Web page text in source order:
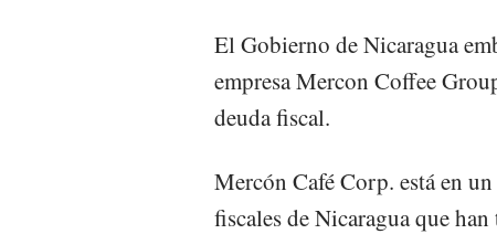
El Gobierno de Nicaragua
empresa Mercon Coffee
deuda fiscal.
Mercón Café Corp. está en
fiscales de Nicaragua que